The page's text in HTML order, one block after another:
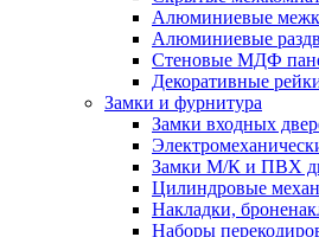
Алюминиевые
Алюминиевые
Стеновые МДФ
Декоративные
Замки и фурнитура
Замки входных
Замки М/К и ПВХ
Цилиндровые
Накладки,
Наборы